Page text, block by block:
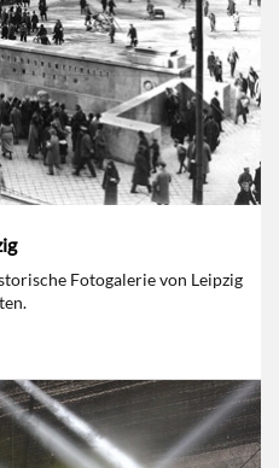
Fotogalerie von Leipzig